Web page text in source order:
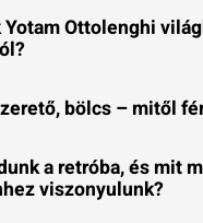
Ottolenghi
bölcs – mitől
a retróba, és mit
viszonyulunk?